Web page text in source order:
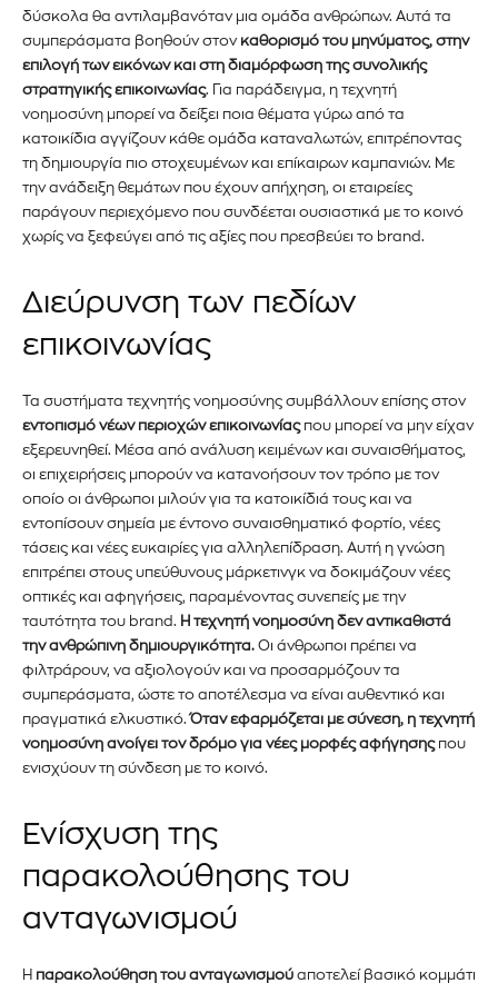
δύσκολα θα αντιλαμβανόταν μια ομάδα ανθρώπων. Αυτά τα
συμπεράσματα βοηθούν στον καθορισμό του μηνύματος, στην
επιλογή των εικόνων και στη διαμόρφωση της συνολικής
στρατηγικής επικοινωνίας. Για παράδειγμα, η τεχνητή
νοημοσύνη μπορεί να δείξει ποια θέματα γύρω από τα
κατοικίδια αγγίζουν κάθε ομάδα καταναλωτών, επιτρέποντας
τη δημιουργία πιο στοχευμένων και επίκαιρων καμπανιών. Με
την ανάδειξη θεμάτων που έχουν απήχηση, οι εταιρείες
παράγουν περιεχόμενο που συνδέεται ουσιαστικά με το κοινό
χωρίς να ξεφεύγει από τις αξίες που πρεσβεύει το brand.
Διεύρυνση των πεδίων
επικοινωνίας
Τα συστήματα τεχνητής νοημοσύνης συμβάλλουν επίσης στον
εντοπισμό νέων περιοχών επικοινωνίαςπου μπορεί να μην είχαν
εξερευνηθεί. Μέσα από ανάλυση κειμένων και συναισθήματος,
οι επιχειρήσεις μπορούν να κατανοήσουν τον τρόπο με τον
οποίο οι άνθρωποι μιλούν για τα κατοικίδιά τους και να
εντοπίσουν σημεία με έντονο συναισθηματικό φορτίο, νέες
τάσεις και νέες ευκαιρίες για αλληλεπίδραση. Αυτή η γνώση
επιτρέπει στους υπεύθυνους μάρκετινγκ να δοκιμάζουν νέες
οπτικές και αφηγήσεις, παραμένοντας συνεπείς με την
ταυτότητα του brand. Η τεχνητή νοημοσύνη δεν αντικαθιστά
την ανθρώπινη δημιουργικότητα. Οι άνθρωποι πρέπει να
φιλτράρουν, να αξιολογούν και να προσαρμόζουν τα
συμπεράσματα, ώστε το αποτέλεσμα να είναι αυθεντικό και
πραγματικά ελκυστικό.Όταν εφαρμόζεται με σύνεση, η τεχνητή
νοημοσύνη ανοίγει τον δρόμο για νέες μορφές αφήγησηςπου
ενισχύουν τη σύνδεση με το κοινό.
Ενίσχυση της
παρακολούθησης του
ανταγωνισμού
Η παρακολούθηση του ανταγωνισμού αποτελεί βασικό κομμάτι